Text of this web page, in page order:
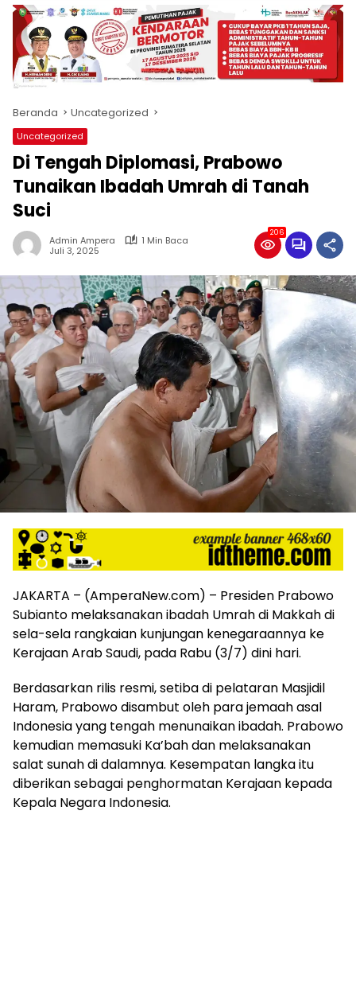
produk
antara
lain
mampu
menjadi
komunikasi
usaha
(beriklan),
fokus
pada
pemberitaan
nasional
maupun
international,
lokal
dan
dinamis,
memiliki
kisaran
harga
iklan
yang
relatif
lebih
murah
dari
Koran
media
siber
lainnya,
desain
dan
media
siber
lebih
bergaya
trendi,
mengandung
unsur
edukasi,
gaya
hidup,
hiburan,
Beranda Uncategorized
Uncategorized
Di Tengah Diplomasi, Prabowo
Tunaikan Ibadah Umrah di Tanah
Suci
Admin Ampera
1 Min Baca
Juli 3, 2025
206
JAKARTA – (AmperaNew.com) – Presiden Prabowo
Subianto melaksanakan ibadah Umrah di Makkah di
sela-sela rangkaian kunjungan kenegaraannya ke
Kerajaan Arab Saudi, pada Rabu (3/7) dini hari.
Berdasarkan rilis resmi, setiba di pelataran Masjidil
Haram, Prabowo disambut oleh para jemaah asal
Indonesia yang tengah menunaikan ibadah. Prabowo
kemudian memasuki Ka’bah dan melaksanakan
salat sunah di dalamnya. Kesempatan langka itu
diberikan sebagai penghormatan Kerajaan kepada
Kepala Negara Indonesia.